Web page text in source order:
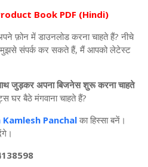
Book PDF (Hindi)
फ़ोन में डाउनलोड करना चाहते हैं? नीचे
मुझसे संपर्क कर सकते हैं, मैं आपको लेटेस्ट
जुड़कर अपना बिजनेस शुरू करना चाहते
घर बैठे मंगवाना चाहते हैं?
Kamlesh Panchal का हिस्सा बनें।